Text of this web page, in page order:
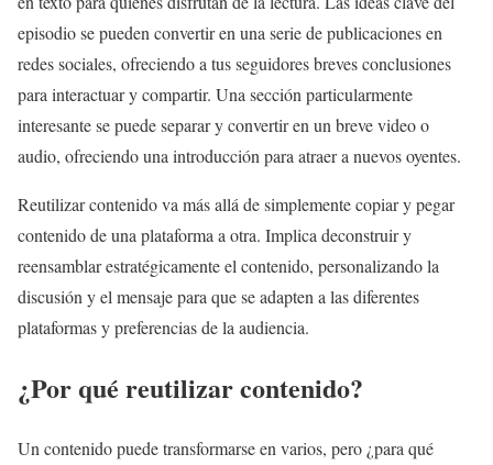
episodio se pueden convertir en una serie de publicaciones en
redes sociales, ofreciendo a tus seguidores breves conclusiones
para interactuar y compartir. Una sección particularmente
interesante se puede separar y convertir en un breve video o
audio, ofreciendo una introducción para atraer a nuevos oyentes.
Reutilizar contenido va más allá de simplemente copiar y pegar
contenido de una plataforma a otra. Implica deconstruir y
reensamblar estratégicamente el contenido, personalizando la
discusión y el mensaje para que se adapten a las diferentes
plataformas y preferencias de la audiencia.
¿Por qué reutilizar contenido?
Un contenido puede transformarse en varios, pero ¿para qué